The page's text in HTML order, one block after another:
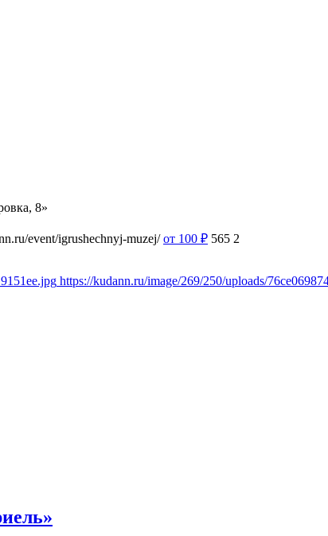
8»
event/igrushechnyj-muzej/ от 100 ₽ 565 2
https://kudann.ru/image/269/250/uploads/